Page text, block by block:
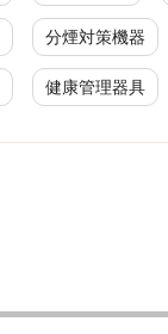
分煙対策機器
健康管理器具